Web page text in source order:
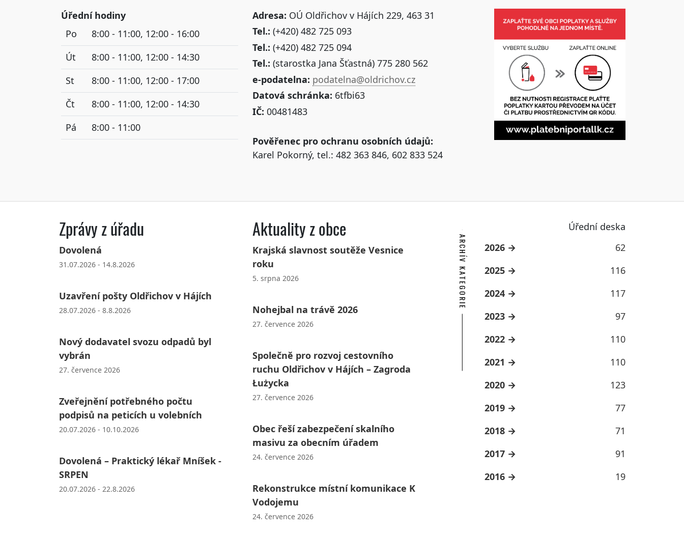
Úřední hodiny
Po
8:00 - 11:00, 12:00 - 16:00
Út
8:00 - 11:00, 12:00 - 14:30
St
8:00 - 11:00, 12:00 - 17:00
Čt
8:00 - 11:00, 12:00 - 14:30
Pá
8:00 - 11:00
Adresa: OÚ Oldřichov v Hájích 229, 463 31
Tel.: (+420) 482 725 093
Tel.: (+420) 482 725 094
Tel.: (starostka Jana Šťastná) 775 280 562
e-podatelna: podatelna@oldrichov.cz
Datová schránka: 6tfbi63
IČ: 00481483
Pověřenec pro ochranu osobních údajů:
Karel Pokorný, tel.: 482 363 846, 602 833 524
Zprávy z úřadu
Dovolená
31.07.2026 - 14.8.2026
Uzavření pošty Oldřichov v Hájích
28.07.2026 - 8.8.2026
Nový dodavatel svozu odpadů byl
vybrán
27. července 2026
Zveřejnění potřebného počtu
podpisů na peticích u volebních
20.07.2026 - 10.10.2026
Dovolená – Praktický lékař Mníšek -
SRPEN
20.07.2026 - 22.8.2026
Aktuality z obce
Krajská slavnost soutěže Vesnice
roku
5. srpna 2026
Nohejbal na trávě 2026
27. července 2026
Společně pro rozvoj cestovního
ruchu Oldřichov v Hájích – Zagroda
Łużycka
27. července 2026
Obec řeší zabezpečení skalního
masivu za obecním úřadem
24. července 2026
Rekonstrukce místní komunikace K
Vodojemu
24. července 2026
Úřední deska
ARCHÍV KATEGORIE 2026
62
2025
116
2024
117
2023
97
2022
110
2021
110
2020
123
2019
77
2018
71
2017
91
2016
19